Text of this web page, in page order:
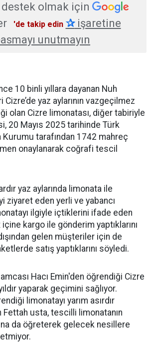
olmak için
'de takip edin ✰işaretine
unutmayın
10 binli yıllara dayanan Nuh
yaz aylarının vazgeçilmez
olan Cizre limonatası, diğer tabiriyle
20 Mayıs 2025 tarihinde Türk
Kurumu tarafından 1742 mahreç
onaylanarak coğrafi tescil
yaz aylarında limonata ile
ziyaret eden yerli ve yabancı
ilgiyle içtiklerini ifade eden
kargo ile gönderim yaptıklarını
gelen müşteriler için de
satış yaptıklarını söyledi.
Hacı Emin'den öğrendiği Cizre
yaparak geçimini sağlıyor.
limonatayı yarım asırdır
Fettah usta, tescilli limonatanın
da öğreterek gelecek nesillere